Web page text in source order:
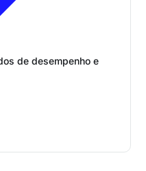
de desempenho e